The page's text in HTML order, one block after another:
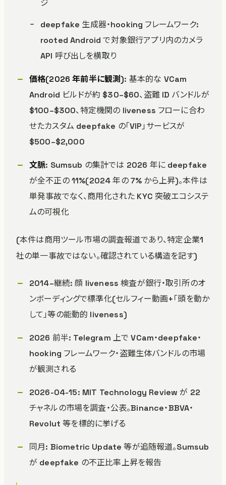
ジ
deepfake 生成器・hooking フレームワーク:
rooted Android で対象銀行アプリ内のカメラ
API 呼び出しを横取り
価格(2026 年前半に観測): 基本的な VCam
Android ビルドが約 $30–$60、盗難 ID バンドルが
$100–$300、特定機関の liveness フローに合わ
せたカスタム deepfake の「VIP」サービスが
$500–$2,000
文脈: Sumsub の集計では 2026 年に deepfake
が全不正の 11%(2024 年の 7% から上昇)。本件は
単発事故でなく、商用化された KYC 突破エコシステ
ムの可視化
(本件は商用ツール市場の調査報道であり、特定企業1
社の単一事故ではない。確認されている構造を記す)
2014–継続: 顔 liveness 検査が銀行・取引所のオ
ンボーディングで標準化(セルフィー動画+「頭を動か
して」等の能動的 liveness)
2026 前半: Telegram 上で VCam・deepfake・
hooking フレームワーク・盗難生体バンドルの市場
が観測される
2026-04-15: MIT Technology Review が 22
チャネルの市場を調査・公表。Binance・BBVA・
Revolut 等を標的に挙げる
同月: Biometric Update 等が追随報道。Sumsub
が deepfake の不正比率上昇を報告